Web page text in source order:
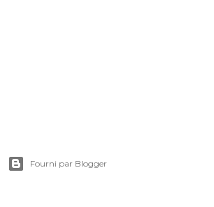
Fourni par Blogger